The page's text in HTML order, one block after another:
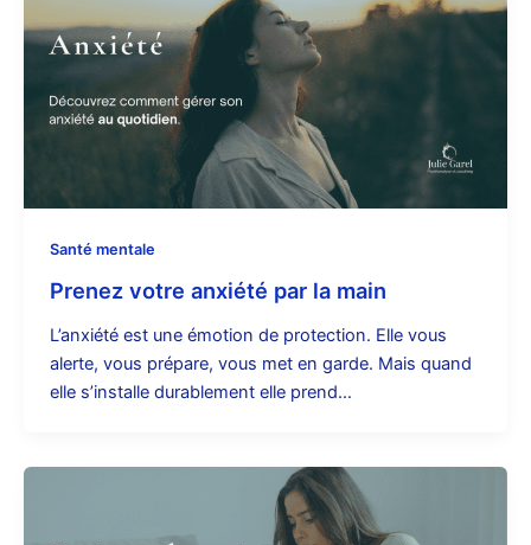
Santé mentale
Prenez votre anxiété par la main
L’anxiété est une émotion de protection. Elle vous
alerte, vous prépare, vous met en garde. Mais quand
elle s’installe durablement elle prend…